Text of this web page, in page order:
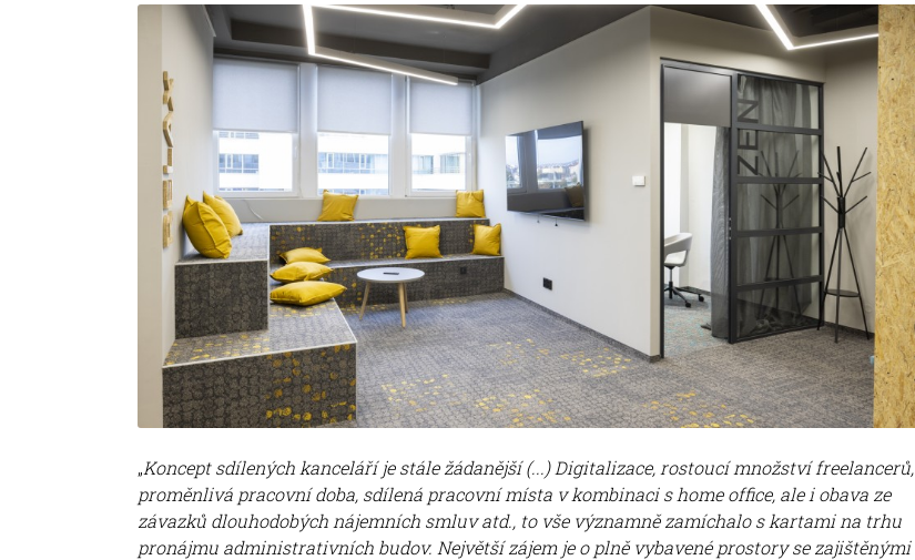
„Koncept sdílených kanceláří je stále žádanější (...) Digitalizace, rostoucí množství freelancerů,
proměnlivá pracovní doba, sdílená pracovní místa v kombinaci s home office, ale i obava ze
závazků dlouhodobých nájemních smluv atd., to vše významně zamíchalo s kartami na trhu
pronájmu administrativních budov. Největší zájem je o plně vybavené prostory se zajištěnými